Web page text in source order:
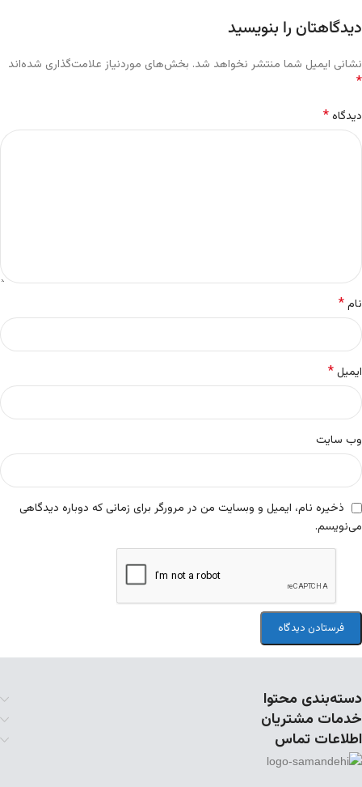
دیدگاهتان را بنویسید
نشانی ایمیل شما منتشر نخواهد شد. بخش‌های موردنیاز علامت‌گذاری شده‌اند
*
دیدگاه*
نام*
ایمیل*
وب‌ سایت
ذخیره نام، ایمیل و وبسایت من در مرورگر برای زمانی که دوباره دیدگاهی
می‌نویسم.
دسته‌بندی محتوا
خدمات مشتریان
اطلاعات تماس